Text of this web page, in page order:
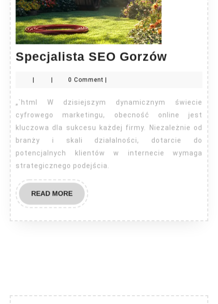
Specjalista SEO Gorzów
Gorzów
| | 0 Comment |
„`html W dzisiejszym dynamicznym świecie
cyfrowego marketingu, obecność online jest
kluczowa dla sukcesu każdej firmy. Niezależnie od
branży i skali działalności, dotarcie do
potencjalnych klientów w internecie wymaga
strategicznego podejścia.
READ MOREREAD
MORE